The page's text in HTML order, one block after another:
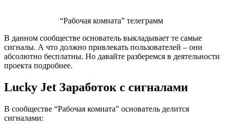
“Рабочая комната” телеграмм
В данном сообществе основатель выкладывает те самые
сигналы. А что должно привлекать пользователей – они
абсолютно бесплатны. Но давайте разберемся в деятельности
проекта подробнее.
Lucky Jet Заработок с сигналами
В сообществе “Рабочая комната” основатель делится
сигналами: